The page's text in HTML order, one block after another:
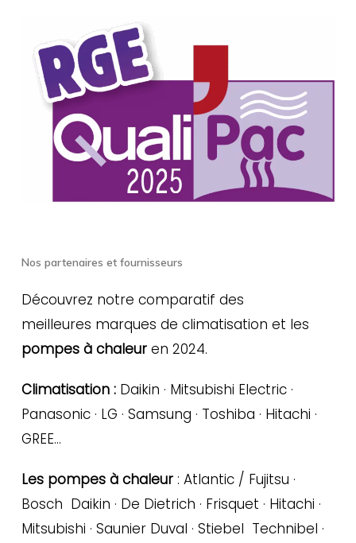
Nos partenaires et fournisseurs
Découvrez notre comparatif des
meilleures marques de climatisation et les
pompes à chaleur en 2024.
Climatisation :Daikin · Mitsubishi Electric ·
Panasonic · LG · Samsung · Toshiba · Hitachi ·
GREE…
Les pompes à chaleur: Atlantic / Fujitsu ·
Bosch Daikin · De Dietrich · Frisquet · Hitachi ·
Mitsubishi · Saunier Duval · Stiebel Technibel ·